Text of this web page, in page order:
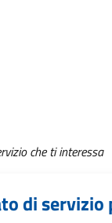
che ti interessa
di